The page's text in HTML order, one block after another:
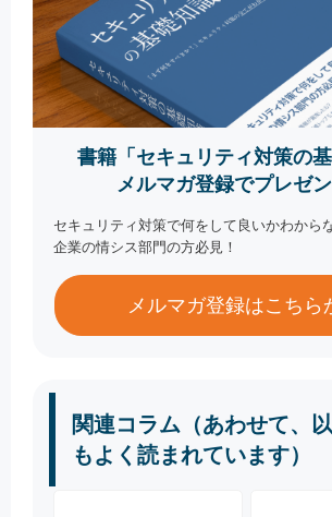
書籍「セキュリティ対策の基
メルマガ登録でプレゼン
セキュリティ対策で何をして良いかわから
企業の情シス部門の方必見！
メルマガ登録はこちら
関連コラム（あわせて、
もよく読まれています）